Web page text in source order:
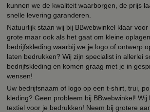
kunnen we de kwaliteit waarborgen, de prijs
snelle levering garanderen.
Natuurlijk staan wij bij BBwebwinkel klaar
grote maar ook als het gaat om kleine
bedrijfskleding waarbij we je logo of ontwerp
laten bedrukken? Wij zijn specialist in allerlei
bedrijfskleding en komen graag met je in
wensen!
Uw bedrijfsnaam of logo op een t-shirt, trui,
kleding? Geen probleem bij BBwebwinkel!
textiel voor je bedrukken! Neem bij grotere